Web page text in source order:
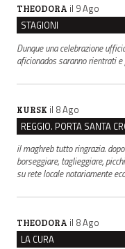
THEODORA il 9 Ago
STAGIONI
Dunque una celebrazione
aficionados saranno rientrati
KURSK il 8 Ago
il maghreb tutto ringrazia.
borseggiare, taglieggiare,
su rete locale notariamente
THEODORA il 8 Ago
LA CURA